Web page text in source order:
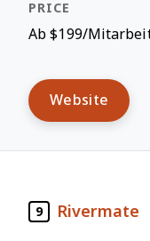
Ab $199/
Website
9 Rivermate